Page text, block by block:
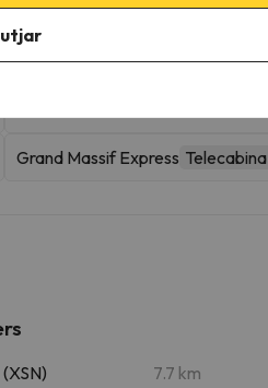
Aup de Veran Telecabina
Grand Cret
Grand Massif Express Telecabina
7.7 km